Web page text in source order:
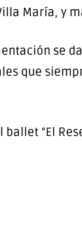
María, y
se
que
“El